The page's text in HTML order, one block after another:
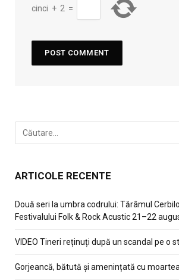
cinci + 2 =
ARTICOLE RECENTE
Două seri la umbra codrului: Tărâmul
Festivalului Folk & Rock Acustic 21–22
VIDEO Tineri reținuți după un scandal pe o
Gorjeancă, bătută și amenințată cu